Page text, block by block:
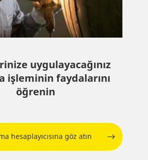
uygulayacağınız
işleminin faydalarını
öğrenin
hesaplayıcısına göz atın